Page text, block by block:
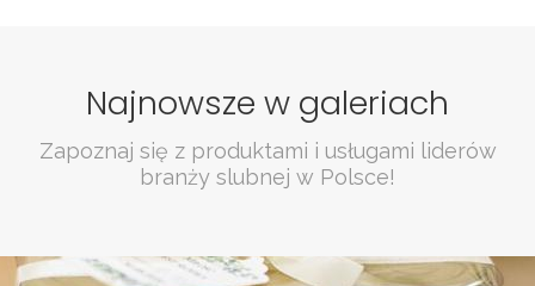
Najnowsze w galeriach
Zapoznaj się z produktami i usługami liderów
branży slubnej w Polsce!